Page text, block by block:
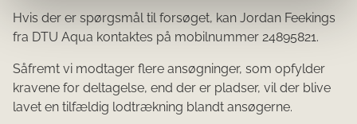
Hvis der er spørgsmål til forsøget, kan Jordan Feekings
fra DTU Aqua kontaktes på mobilnummer 24895821.
Såfremt vi modtager flere ansøgninger, som opfylder
kravene for deltagelse, end der er pladser, vil der blive
lavet en tilfældig lodtrækning blandt ansøgerne.